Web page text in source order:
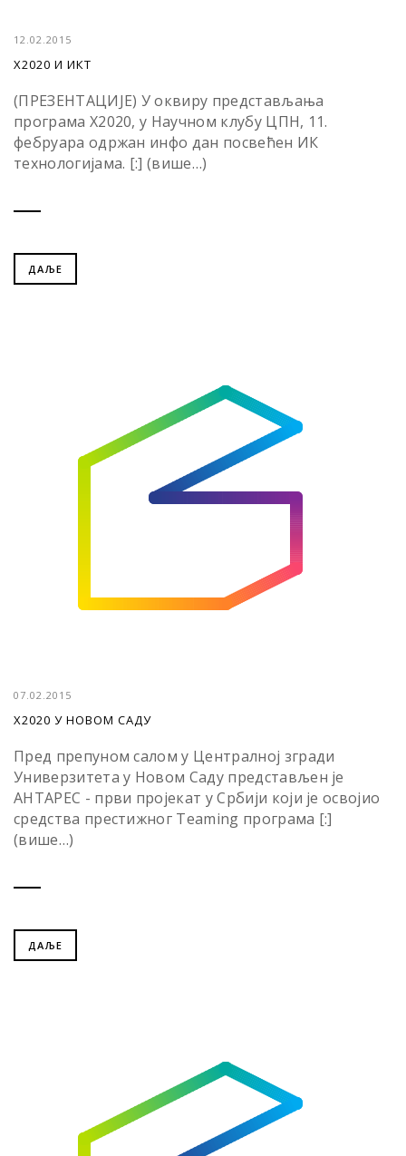
12.02.2015
Х2020 И ИКТ
(ПРЕЗЕНТАЦИЈЕ) У оквиру представљања
програма Х2020, у Научном клубу ЦПН, 11.
фебруара одржан инфо дан посвећен ИК
технологијама. [:] (више…)
ДАЉЕ
07.02.2015
Х2020 У НОВОМ САДУ
Пред препуном салом у Централној згради
Универзитета у Новом Саду представљен је
АНТАРЕС - први пројекат у Србији који је освојио
средства престижног Teaming програма [:]
(више…)
ДАЉЕ